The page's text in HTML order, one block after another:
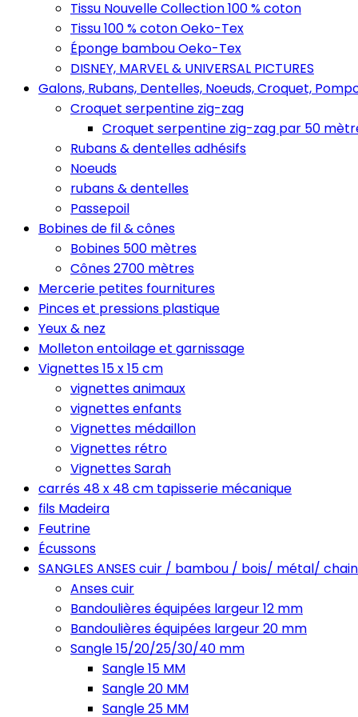
Tissu Nouvelle Collection 100 % coton
Tissu 100 % coton Oeko-Tex
Éponge bambou Oeko-Tex
DISNEY, MARVEL & UNIVERSAL PICTURES
Galons, Rubans, Dentelles, Noeuds, Croquet,
Croquet serpentine zig-zag
Croquet serpentine zig-zag par 50
Rubans & dentelles adhésifs
Noeuds
rubans & dentelles
Passepoil
Bobines de fil & cônes
Bobines 500 mètres
Cônes 2700 mètres
Mercerie petites fournitures
Pinces et pressions plastique
Yeux & nez
Molleton entoilage et garnissage
Vignettes 15 x 15 cm
vignettes animaux
vignettes enfants
Vignettes médaillon
Vignettes rétro
Vignettes Sarah
carrés 48 x 48 cm tapisserie mécanique
fils Madeira
Feutrine
Écussons
SANGLES ANSES cuir / bambou / bois/ métal/
Anses cuir
Bandoulières équipées largeur 12 mm
Bandoulières équipées largeur 20 mm
Sangle 15/20/25/30/40 mm
Sangle 15 MM
Sangle 20 MM
Sangle 25 MM